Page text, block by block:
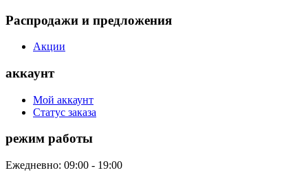
Распродажи и предложения
Акции
аккаунт
Мой аккаунт
Статус заказа
режим работы
Ежедневно: 09:00 - 19:00